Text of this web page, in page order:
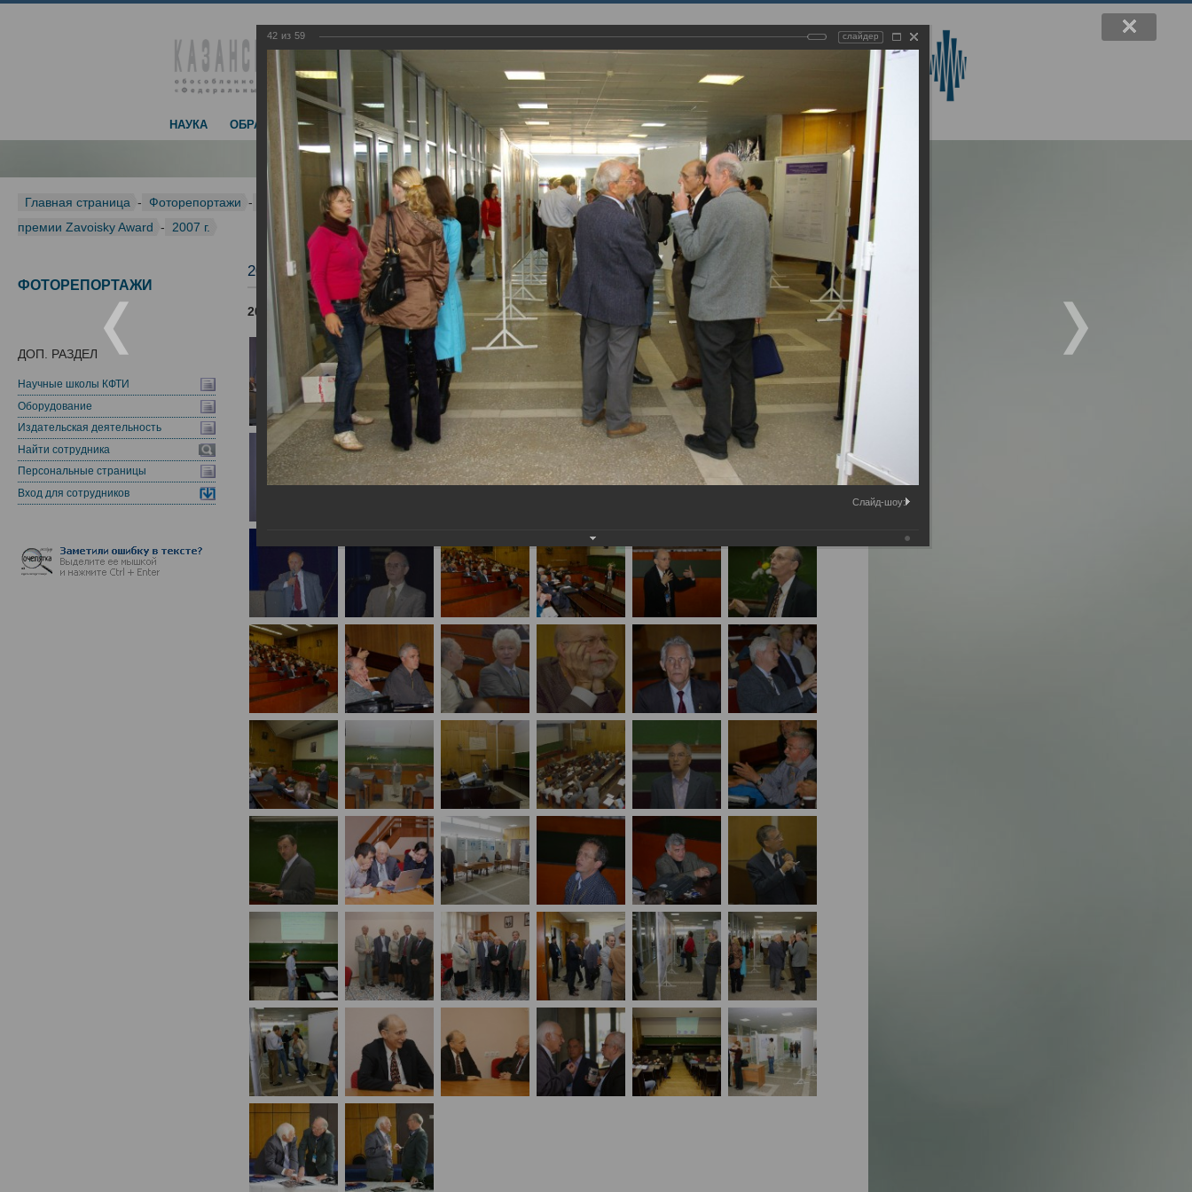
НАУКА ОБРАЗОВАНИЕ ДОСТИЖЕНИЯ ИННОВАЦИИ ИНСТИТУТ English page
Главная страница - Фоторепортажи -
Международная конференция “Modern Development of Magnetic Resonance” и церемонии вручения
премии Zavoisky Award - 2007 г.
2007 г.
2007 г.
ФОТОРЕПОРТАЖИ
ДОП. РАЗДЕЛ
Научные школы КФТИ
Оборудование
Издательская деятельность
Найти сотрудника
Персональные страницы
Вход для сотрудников
42 из 59 слайдер
Слайд-шоу: